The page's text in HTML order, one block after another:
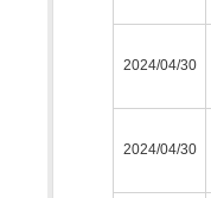
2024/04/30
2024/04/30